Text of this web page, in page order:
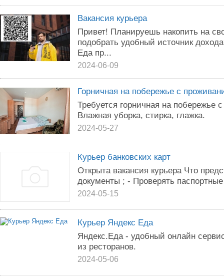
Вакансия курьера
Привет! Планируешь накопить на
подобрать удобный источник
Еда пр...
2024-06-09
Горничная на побережье с
Требуется горничная на побережье
Влажная уборка, стирка, глажка.
2024-05-27
Курьер банковских карт
Открыта вакансия курьера Что
документы ; - Проверять
2024-05-15
Курьер Яндекс Еда
Яндекс.Еда - удобный онлайн
из ресторанов.
2024-05-06